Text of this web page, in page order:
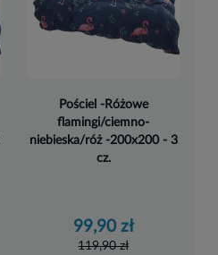
Pościel -Różowe
flamingi/ciemno-
niebieska/róż -200x200 - 3
cz.
99,90 zł
119,90 zł